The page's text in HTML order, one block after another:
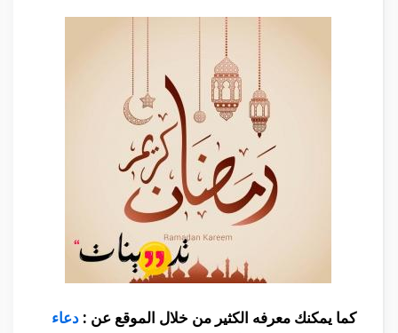
كما يمكنك معرفه الكثير من خلال الموقع عن : دعاء